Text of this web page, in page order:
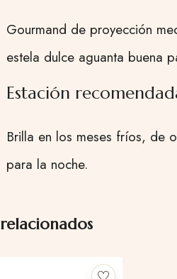
Gourmand de proyección
estela dulce aguanta buena
Estación
Brilla en los meses fríos, de
para la noche.
relacionados